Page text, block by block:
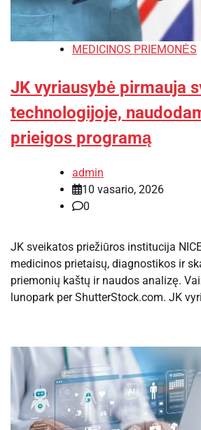
MEDICINOS PRIEMONĖS
JK vyriausybė pirmauja
technologijoje,
prieigos programą
admin
10 vasario, 2026
0
JK sveikatos priežiūros institucija
medicinos prietaisų, diagnostikos ir
priemonių kaštų ir naudos analizę.
lunopark per ShutterStock.com. JK